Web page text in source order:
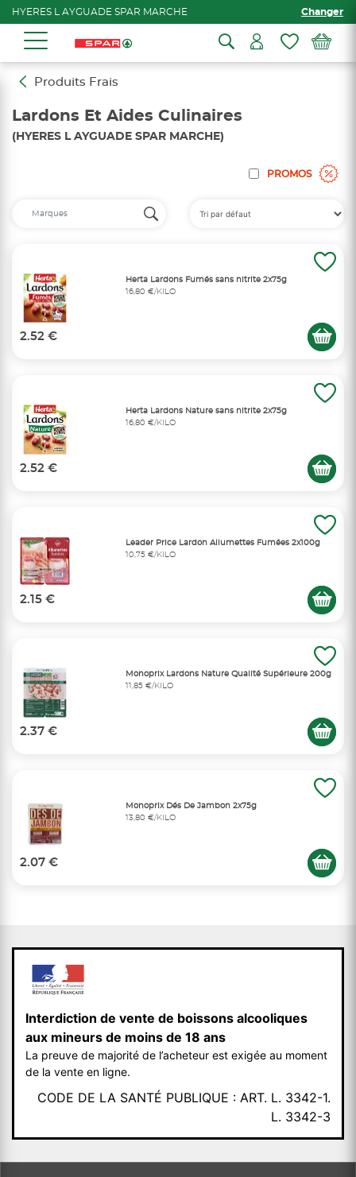
HYERES L AYGUADE SPAR MARCHE Changer
Produits Frais
Lardons Et Aides Culinaires
(HYERES L AYGUADE SPAR MARCHE)
PROMOS
Herta Lardons Fumés sans nitrite 2x75g
16,80 €/KILO
2.52 €
Herta Lardons Nature sans nitrite 2x75g
16,80 €/KILO
2.52 €
Leader Price Lardon Allumettes Fumées 2x100g
10,75 €/KILO
2.15 €
Monoprix Lardons Nature Qualité Supérieure 200g
11,85 €/KILO
2.37 €
Monoprix Dés De Jambon 2x75g
13,80 €/KILO
2.07 €
Interdiction de vente de boissons alcooliques
aux mineurs de moins de 18 ans
La preuve de majorité de l’acheteur est exigée au moment
de la vente en ligne.
CODE DE LA SANTÉ PUBLIQUE : ART. L. 3342-1.
L. 3342-3